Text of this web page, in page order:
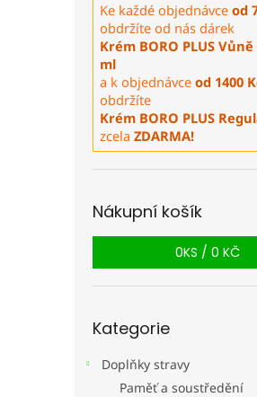
Ke každé objednávce od
obdržíte od nás dárek
Krém BORO PLUS
ml
a k objednávce od 1400
obdržíte
Krém BORO PLUS
zcela ZDARMA!
Nákupní košík
0KS / 0 KČ
kategorie
Kategorie
Doplňky stravy
Paměť a soustředění